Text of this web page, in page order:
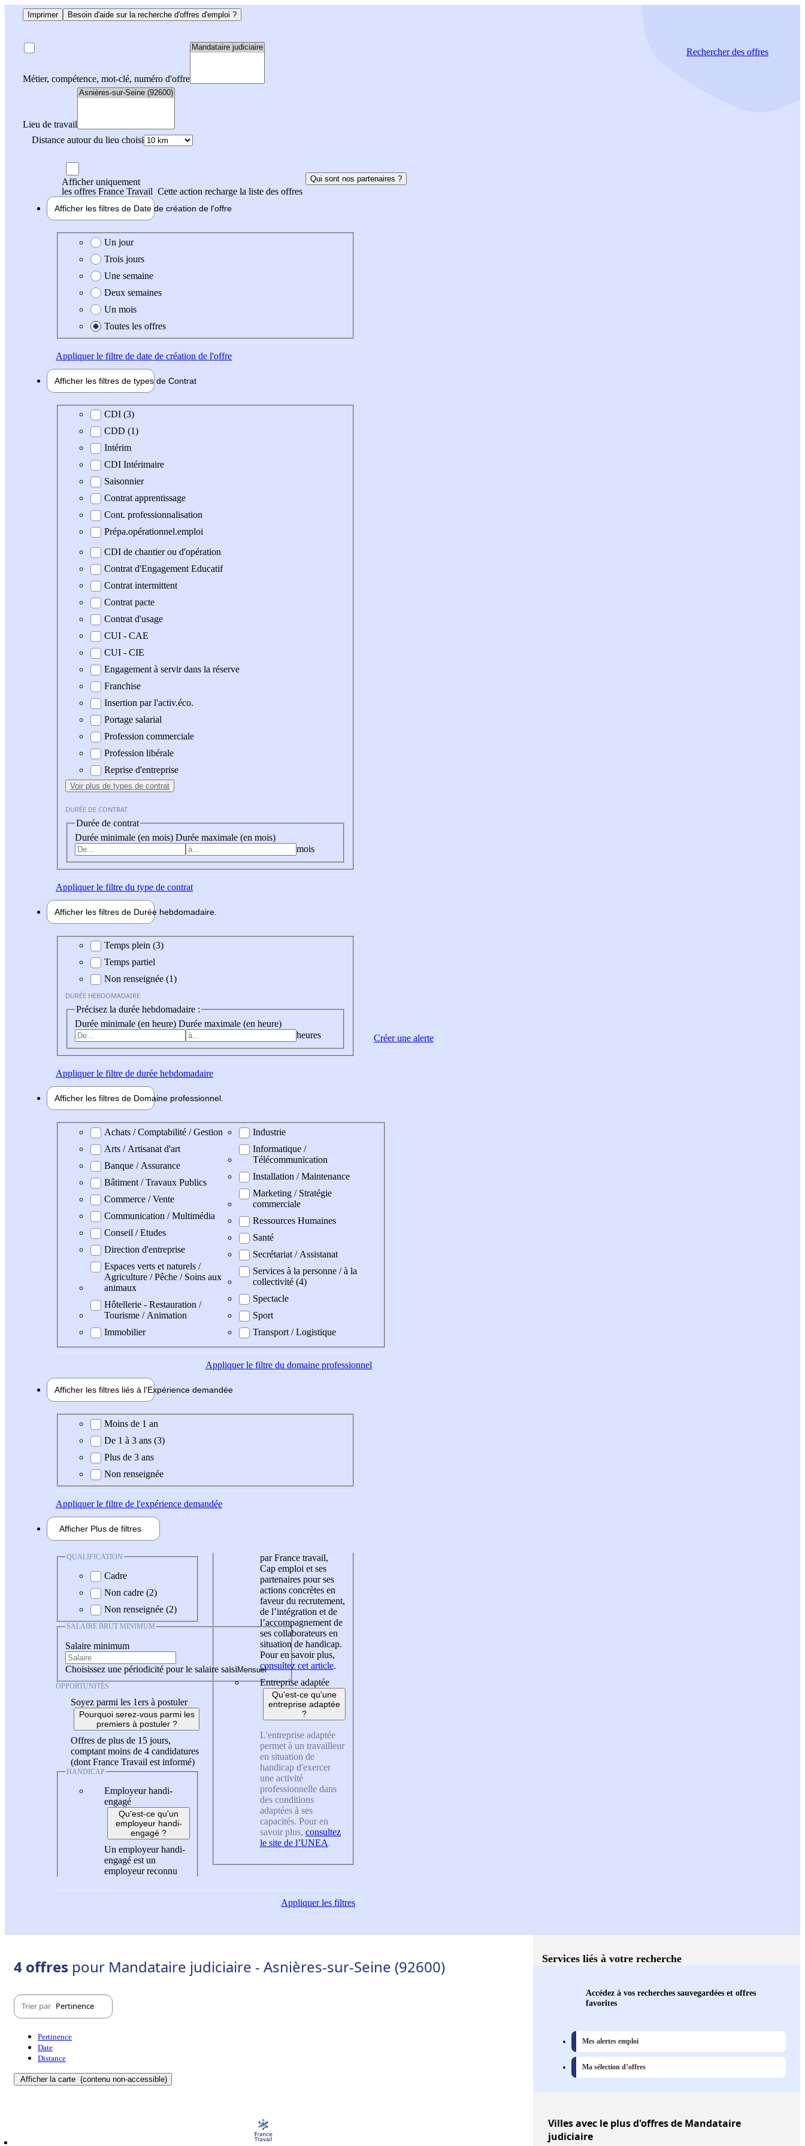
Imprimer Besoin d'aide sur la recherche d'offres d'emploi ?
Métier, compétence, mot-clé, numéro d'offre
Lieu de travail
Distance autour du lieu choisi
Rechercherdes offres
Afficher uniquement
les offres France Travail Cette action recharge la liste des offres
Qui sont nos partenaires ?
Afficher les filtres de Date de création de l'offre
Date de création de l'offre
Un jour
Trois jours
Une semaine
Deux semaines
Un mois
Toutes les offres
Appliquerle filtre de date de création de l'offre
Afficher les filtres de types de Contrat
Type de contrat
CDI (3)
CDD (1)
Intérim
CDI Intérimaire
Saisonnier
Contrat apprentissage
Cont. professionnalisation
Prépa.opérationnel.emploi
CDI de chantier ou d'opération
Contrat d'Engagement Educatif
Contrat intermittent
Contrat pacte
Contrat d'usage
CUI - CAE
CUI - CIE
Engagement à servir dans la réserve
Franchise
Insertion par l'activ.éco.
Portage salarial
Profession commerciale
Profession libérale
Reprise d'entreprise
Voir plus de types de contrat
DURÉE DE CONTRAT
Durée de contrat
Durée minimale (en mois) Durée maximale (en mois)
mois
Appliquerle filtre du type de contrat
Afficher les filtres de Durée hebdomadaire
Durée hebdomadaire
Temps plein (3)
Temps partiel
Non renseignée (1)
DURÉE HEBDOMADAIRE
Précisez la durée hebdomadaire :
Durée minimale (en heure) Durée maximale (en heure)
heures
Appliquerle filtre de durée hebdomadaire
Afficher les filtres de Domaine professionnel
Domaine professionel
Achats / Comptabilité / Gestion
Arts / Artisanat d'art
Banque / Assurance
Bâtiment / Travaux Publics
Commerce / Vente
Communication / Multimédia
Conseil / Etudes
Direction d'entreprise
Espaces verts et naturels /
Agriculture / Pêche / Soins aux
animaux
Hôtellerie - Restauration /
Tourisme / Animation
Immobilier
Industrie
Informatique /
Télécommunication
Installation / Maintenance
Marketing / Stratégie
commerciale
Ressources Humaines
Santé
Secrétariat / Assistanat
Services à la personne / à la
collectivité (4)
Spectacle
Sport
Transport / Logistique
Appliquerle filtre du domaine professionnel
Afficher les filtres liés à l'Expérience demandée
Expérience demandée
Moins de 1 an
De 1 à 3 ans (3)
Plus de 3 ans
Non renseignée
Appliquerle filtre de l'expérience demandée
Afficher Plus de filtres
QUALIFICATION
Cadre
Non cadre (2)
Non renseignée (2)
SALAIRE BRUT MINIMUM
Salaire minimum
Choisissez une périodicité pour le salaire saisi
OPPORTUNITÉS
Soyez parmi les 1ers à postuler
Pourquoi serez-vous parmi les
premiers à postuler ?
Offres de plus de 15 jours,
comptant moins de 4 candidatures
(dont France Travail est informé)
HANDICAP
Employeur handi-
engagé
Qu'est-ce qu'un
employeur handi-
engagé ?
Un employeur handi-
engagé est un
employeur reconnu
par France travail,
Cap emploi et ses
partenaires pour ses
actions concrètes en
faveur du recrutement,
de l’intégration et de
l’accompagnement de
ses collaborateurs en
situation de handicap.
Pour en savoir plus,
consultez cet article.
Entreprise adaptée
Qu'est-ce qu'une
entreprise adaptée
?
L'entreprise adaptée
permet à un travailleur
en situation de
handicap d'exercer
une activité
professionnelle dans
des conditions
adaptées à ses
capacités. Pour en
savoir plus, consultez
le site de l’UNEA.
Appliquerles filtres
Créer une alerte
4 offres pour Mandataire judiciaire - Asnières-sur-Seine (92600)
Trier par Pertinence
Pertinence
Date
Distance
Afficher la carte (contenu non-accessible)
Services liés à votre recherche
Accédez à vos recherches sauvegardées et offres
favorites
Mes alertes emploi
Ma sélection d’offres
Villesavec le plus d'offres de Mandataire
judiciaire